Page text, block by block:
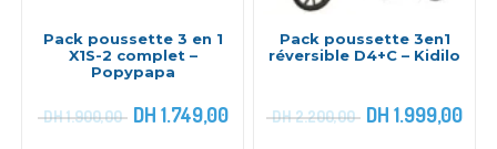
Pack poussette 3 en 1
X1S-2 complet –
Popypapa
DH1.900,00 DH 1.749,00
Pack poussette 3en1
réversible D4+C – Kidilo
DH2.200,00 DH 1.999,00